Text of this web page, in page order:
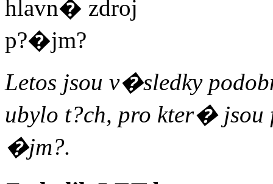
Letos jsou v�sledky
ubylo t?ch, pro kter� jsou
�jm?.